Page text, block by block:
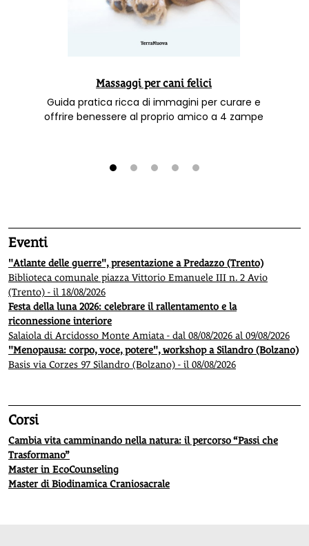
Massaggi per cani felici
Guida pratica ricca di immagini per curare e
offrire benessere al proprio amico a 4 zampe
Eventi
"Atlante delle guerre", presentazione a Predazzo (Trento)
Biblioteca comunale piazza Vittorio Emanuele III n. 2 Avio
(Trento) - il 18/08/2026
Festa della luna 2026: celebrare il rallentamento e la
riconnessione interiore
Salaiola di Arcidosso Monte Amiata - dal 08/08/2026 al 09/08/2026
"Menopausa: corpo, voce, potere", workshop a Silandro (Bolzano)
Basis via Corzes 97 Silandro (Bolzano) - il 08/08/2026
Corsi
Cambia vita camminando nella natura: il percorso “Passi che
Trasformano”
Master in EcoCounseling
Master di Biodinamica Craniosacrale